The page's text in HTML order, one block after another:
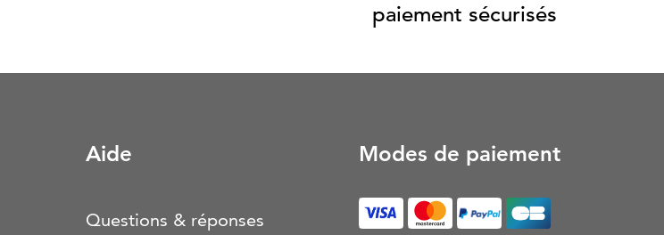
paiement sécurisés
Aide
Questions & réponses
Modes de paiement